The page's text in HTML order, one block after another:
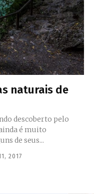
naturais de
descoberto pelo
é muito
de seus...
2017